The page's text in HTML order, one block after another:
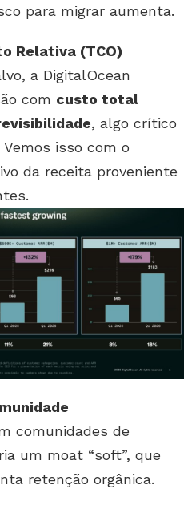
para migrar aumenta.
Relativa (TCO)
a DigitalOcean
com custo total
, algo crítico
isso com o
da receita proveniente
comunidades de
um moat “soft”, que
retenção orgânica.